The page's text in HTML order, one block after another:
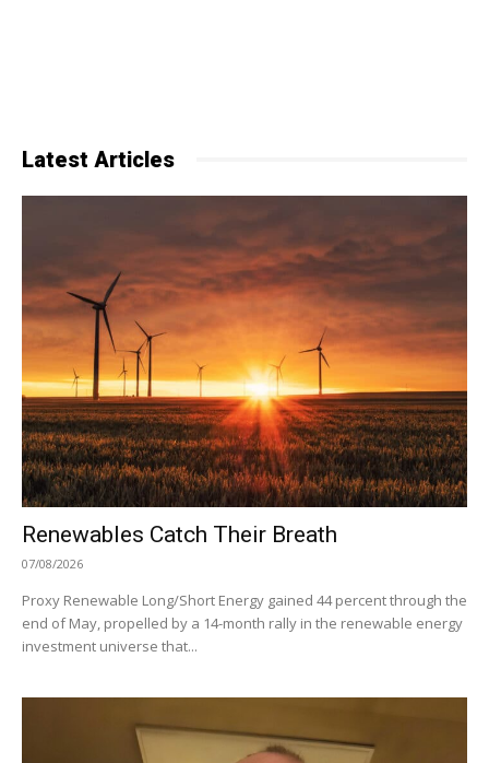
Latest Articles
Renewables Catch Their Breath
07/08/2026
Proxy Renewable Long/Short Energy gained 44 percent through the
end of May, propelled by a 14-month rally in the renewable energy
investment universe that...